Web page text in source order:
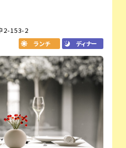
の設備で、
くす取り組みをしております。
や調理法を用い、メニューを構成
の高い料理を造るための最善の方
ィシャルサイト
2-153-2
ランチ ディナー